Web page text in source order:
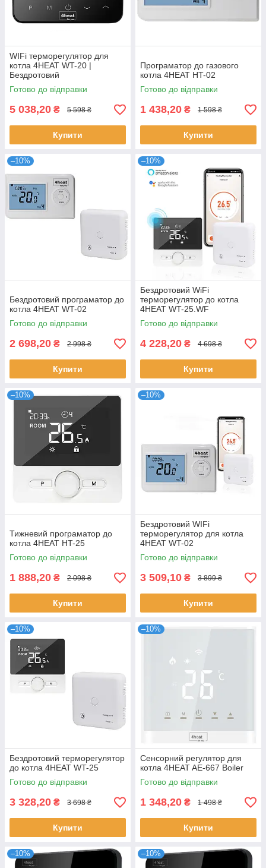
WIFi терморегулятор для
котла 4HEAT WT-20 |
Бездротовий
Готово до відправки
5 038,20 ₴ 5 598 ₴
Купити
Програматор до газового
котла 4HEAT HT-02
Готово до відправки
1 438,20 ₴ 1 598 ₴
Купити
–10%
Бездротовий програматор до
котла 4HEAT WT-02
Готово до відправки
2 698,20 ₴ 2 998 ₴
Купити
–10%
Бездротовий WiFi
терморегулятор до котла
4HEAT WT-25.WF
Готово до відправки
4 228,20 ₴ 4 698 ₴
Купити
–10%
Тижневий програматор до
котла 4HEAT HT-25
Готово до відправки
1 888,20 ₴ 2 098 ₴
Купити
–10%
Бездротовий WIFi
терморегулятор для котла
4HEAT WT-02
Готово до відправки
3 509,10 ₴ 3 899 ₴
Купити
–10%
Бездротовий терморегулятор
до котла 4HEAT WT-25
Готово до відправки
3 328,20 ₴ 3 698 ₴
Купити
–10%
Сенсорний регулятор для
котла 4HEAT AE-667 Boiler
Готово до відправки
1 348,20 ₴ 1 498 ₴
Купити
–10% –10%